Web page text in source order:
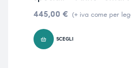
445,00 € (+ iva come per
SCEGLI